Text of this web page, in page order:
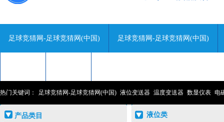
足球竞猜网-足球竞猜网(中国) 足球竞猜网-足球竞猜网(中国)
热门关键词： 足球竞猜网-足球竞猜网(中国) 液位变送器 温度变送器 数显仪表 电
产品类目 液位类